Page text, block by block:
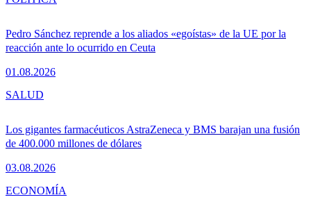
Pedro Sánchez reprende a los aliados «egoístas» de la UE por la
reacción ante lo ocurrido en Ceuta
01.08.2026
Los gigantes farmacéuticos AstraZeneca y BMS barajan una fusión
de 400.000 millones de dólares
03.08.2026
SALUD
ECONOMÍA